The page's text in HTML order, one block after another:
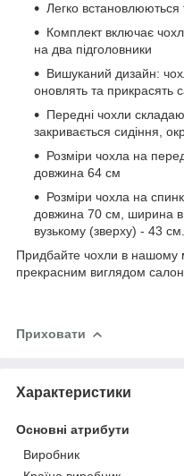
Легко встановлюються
Комплект включає
на два підголовники
Вишуканий дизайн:
оновлять та прикрасять
Передні чохли
закривається сидіння,
Розміри чохла на
довжина 64 см
Розміри чохла на
довжина 70 см, ширина
вузькому (зверху) - 43 см.
Придбайте чохли в нашому
прекрасним виглядом
Приховати
Характеристики
Основні атрибути
Виробник